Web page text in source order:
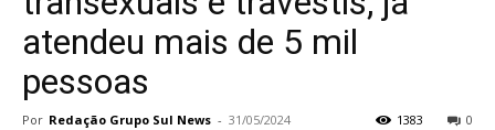
atendeu mais de 5 mil
pessoas
Por Redação Grupo Sul News - 31/05/2024 0
1383